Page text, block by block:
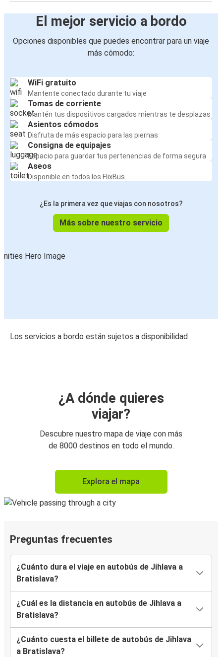
El mejor servicio a bordo
Opciones disponibles que puedes encontrar para un viaje
más cómodo:
WiFi gratuito
Mantente conectado durante tu viaje
Tomas de corriente
Mantén tus dispositivos cargados mientras te desplazas
Asientos cómodos
Disfruta de más espacio para las piernas
Consigna de equipajes
Espacio para guardar tus pertenencias de forma segura
Aseos
Disponible en todos los FlixBus
¿Es la primera vez que viajas con nosotros?
Más sobre nuestro servicio
Los servicios a bordo están sujetos a disponibilidad
¿A dónde quieres
viajar?
Descubre nuestro mapa de viaje con más
de 8000 destinos en todo el mundo.
Explora el mapa
Preguntas frecuentes
¿Cuánto dura el viaje en autobús de Jihlava a
Bratislava?
¿Cuál es la distancia en autobús de Jihlava a
Bratislava?
¿Cuánto cuesta el billete de autobús de Jihlava
a Bratislava?